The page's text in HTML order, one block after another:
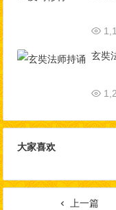
玄奘
大家喜欢
上一篇